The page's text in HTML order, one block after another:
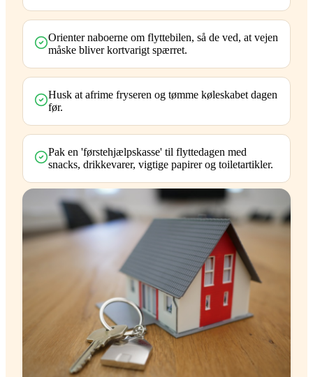
Orienter naboerne om flyttebilen, så de ved, at vejen
måske bliver kortvarigt spærret.
Husk at afrime fryseren og tømme køleskabet dagen
før.
Pak en 'førstehjælpskasse' til flyttedagen med
snacks, drikkevarer, vigtige papirer og toiletartikler.